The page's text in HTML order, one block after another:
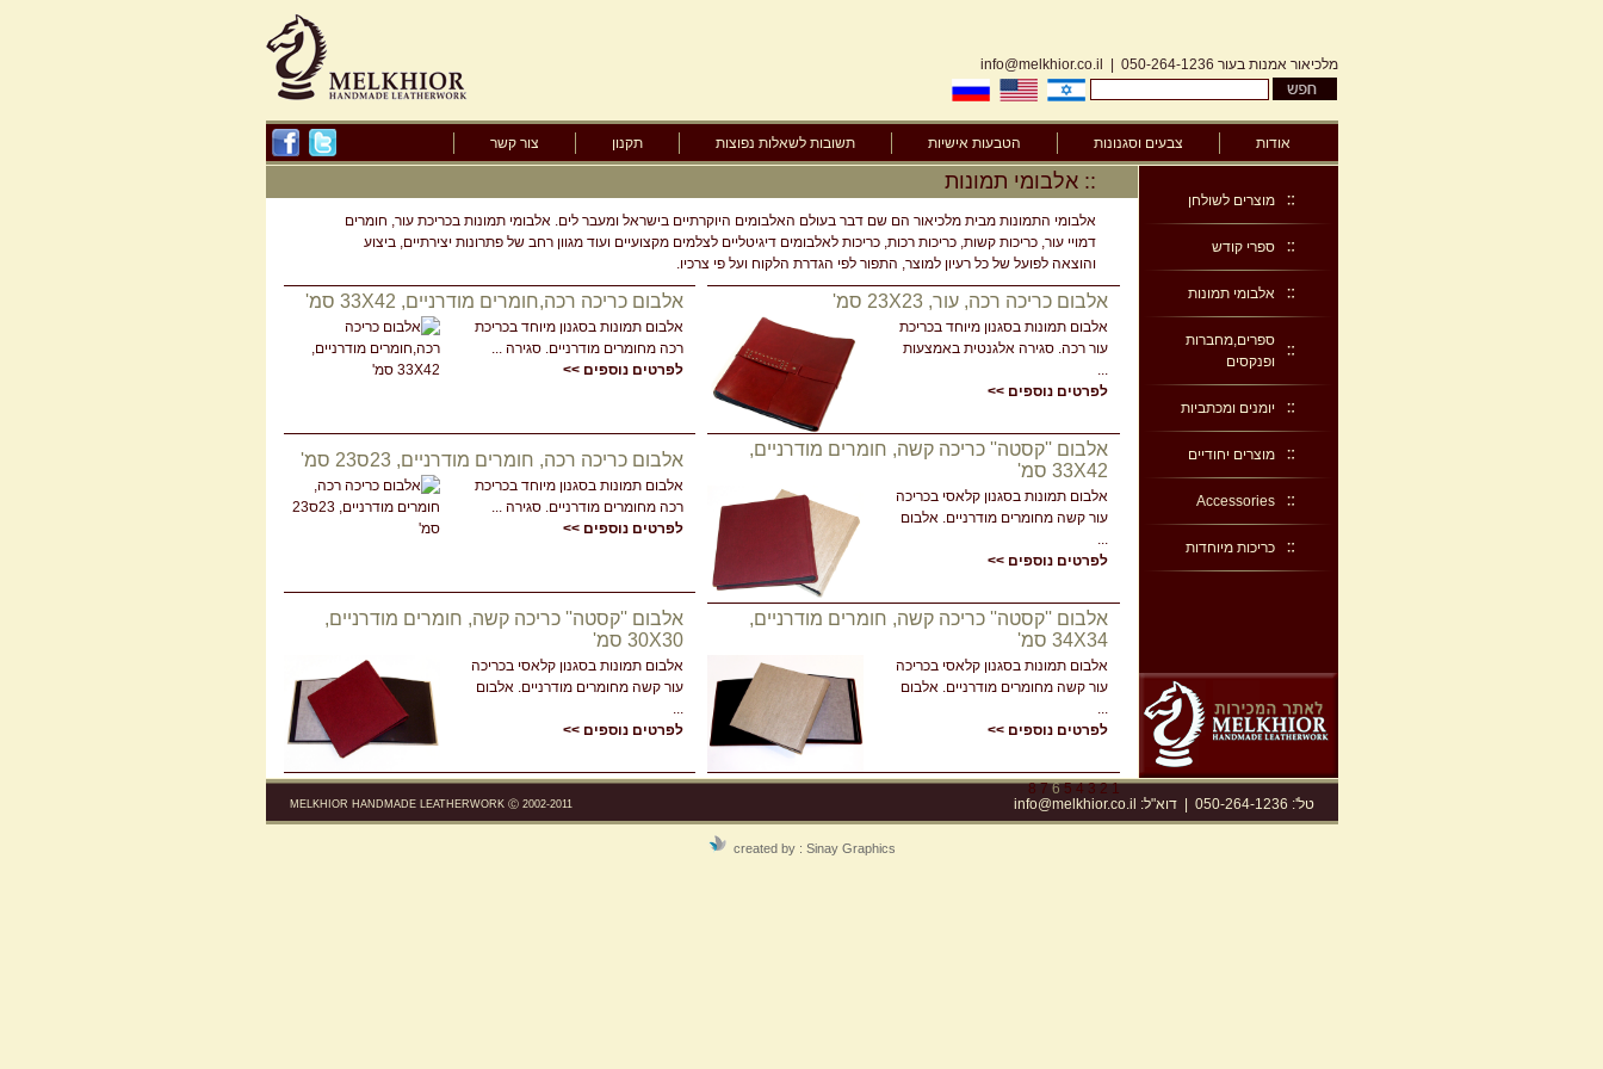
מלכיאור אמנות בעור 050-264-1236
info@melkhior.co.il
אודות צבעים וסגנונות הטבעות אישיות תשובות לשאלות נפוצות תקנון צור קשר
מוצרים לשולחן
ספרי קודש
אלבומי תמונות
ספרים,מחברות
ופנקסים
יומנים ומכתביות
מוצרים יחודיים
Accessories
כריכות מיוחדות
:: אלבומי תמונות
אלבומי התמונות מבית מלכיאור הם שם דבר בעולם האלבומים היוקרתיים בישראל ומעבר לים. אלבומי תמונות בכריכת עור, חומרים
דמויי עור, כריכות קשות, כריכות רכות, כריכות לאלבומים דיגיטליים לצלמים מקצועיים ועוד מגוון רחב של פתרונות יצירתיים, ביצוע
והוצאה לפועל של כל רעיון למוצר, התפור לפי הגדרת הלקוח ועל פי צרכיו.
אלבום כריכה רכה, עור, 23X23 סמ'
אלבום תמונות בסגנון מיוחד בכריכת
עור רכה. סגירה אלגנטית באמצעות
...
לפרטים נוספים >>
אלבום כריכה רכה,חומרים מודרניים, 33X42 סמ'
אלבום תמונות בסגנון מיוחד בכריכת
רכה מחומרים מודרניים. סגירה ...
לפרטים נוספים >>
אלבום ''קסטה'' כריכה קשה, חומרים מודרניים,
33X42 סמ'
אלבום תמונות בסגנון קלאסי בכריכה
עור קשה מחומרים מודרניים. אלבום
...
לפרטים נוספים >>
אלבום כריכה רכה, חומרים מודרניים, 23ס23 סמ'
אלבום תמונות בסגנון מיוחד בכריכת
רכה מחומרים מודרניים. סגירה ...
לפרטים נוספים >>
אלבום ''קסטה'' כריכה קשה, חומרים מודרניים,
34X34 סמ'
אלבום תמונות בסגנון קלאסי בכריכה
עור קשה מחומרים מודרניים. אלבום
...
לפרטים נוספים >>
אלבום ''קסטה'' כריכה קשה, חומרים מודרניים,
30X30 סמ'
אלבום תמונות בסגנון קלאסי בכריכה
עור קשה מחומרים מודרניים. אלבום
...
לפרטים נוספים >>
1
2
3
4
5
6
7
8
MELKHIOR HANDMADE LEATHERWORK Ⓒ 2002-2011 טל': 050-264-1236 |דוא"ל: info@melkhior.co.il
created by : Sinay Graphics